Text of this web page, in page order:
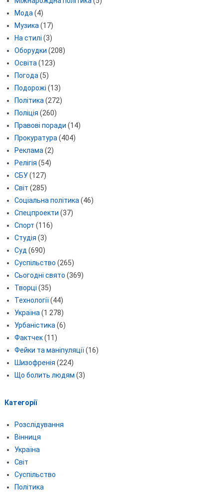
Мода(4)
Музика(17)
На стилі (3)
Оборудки (208)
Освіта(123)
Погода(5)
Подорожі (13)
Політика(272)
Поліція (260)
Правові поради (14)
Прокуратура(404)
Реклама(2)
Релігія (54)
СБУ(127)
Світ (285)
Соціальна політика(46)
Спецпроекти (37)
Спорт (116)
Студія (3)
Суд (690)
Суспільство (265)
Сьогодні свято (369)
Творці (35)
Технології(44)
Україна(1 278)
Урбаністика(6)
Фактчек(11)
Фейки та маніпуляції(16)
Шизофренія (224)
Що болить людям (3)
Категорії
Розслідування
Вінниця
Україна
Світ
Суспільство
Політика